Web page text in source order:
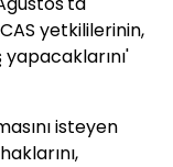
yetkililerinin,
isteyen